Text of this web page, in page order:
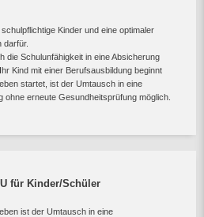
Kinder und eine optimaler
darfür.
die Schulunfähigkeit in eine Absicherung
Kind mit einer Berufsausbildung beginnt
startet, ist der Umtausch in eine
erneute Gesundheitsprüfung möglich.
für Kinder/Schüler
ist der Umtausch in eine